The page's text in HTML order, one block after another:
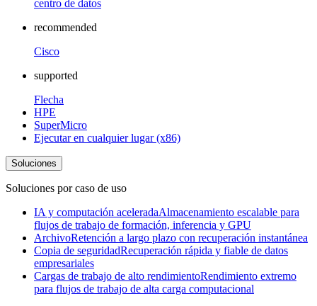
centro de datos
recommended
Cisco
supported
Flecha
HPE
SuperMicro
Ejecutar en cualquier lugar (x86)
Soluciones
Soluciones por caso de uso
IA y computación aceleradaAlmacenamiento escalable para
flujos de trabajo de formación, inferencia y GPU
ArchivoRetención a largo plazo con recuperación instantánea
Copia de seguridadRecuperación rápida y fiable de datos
empresariales
Cargas de trabajo de alto rendimientoRendimiento extremo
para flujos de trabajo de alta carga computacional